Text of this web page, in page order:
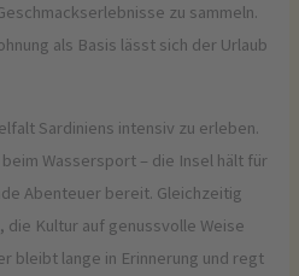
zu sammeln.
als Basis lässt sich der Urlaub
Sardiniens intensiv zu erleben.
Wassersport – die Insel hält für
Abenteuer bereit. Gleichzeitig
die Kultur auf genussvolle Weise
bleibt lange in Erinnerung und regt